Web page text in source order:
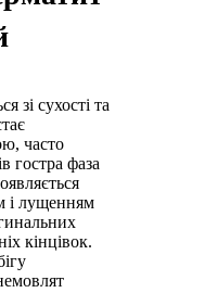
зі сухості та
часто
гостра фаза
і лущенням
кінцівок.